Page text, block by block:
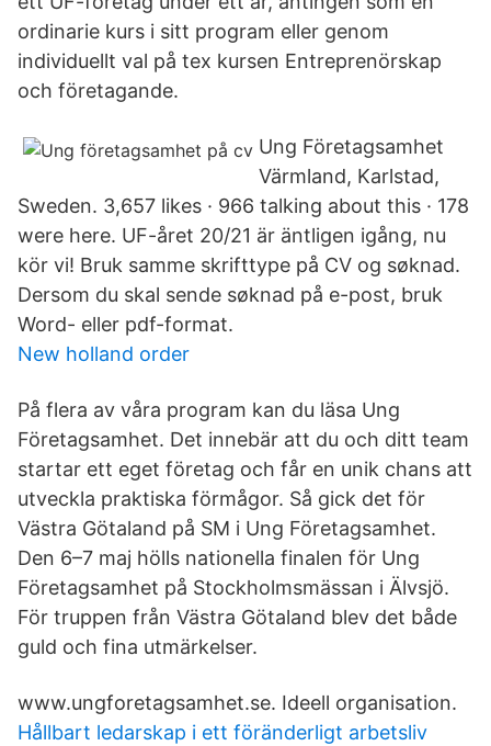
ordinarie kurs i sitt program eller genom
individuellt val på tex kursen Entreprenörskap
och företagande.
Ung Företagsamhet
Värmland, Karlstad,
Sweden. 3,657 likes · 966 talking about this · 178
were here. UF-året 20/21 är äntligen igång, nu
kör vi! Bruk samme skrifttype på CV og søknad.
Dersom du skal sende søknad på e-post, bruk
Word- eller pdf-format.
New holland order
På flera av våra program kan du läsa Ung
Företagsamhet. Det innebär att du och ditt team
startar ett eget företag och får en unik chans att
utveckla praktiska förmågor. Så gick det för
Västra Götaland på SM i Ung Företagsamhet.
Den 6–7 maj hölls nationella finalen för Ung
Företagsamhet på Stockholmsmässan i Älvsjö.
För truppen från Västra Götaland blev det både
guld och fina utmärkelser.
www.ungforetagsamhet.se. Ideell organisation.
Hållbart ledarskap i ett föränderligt arbetsliv